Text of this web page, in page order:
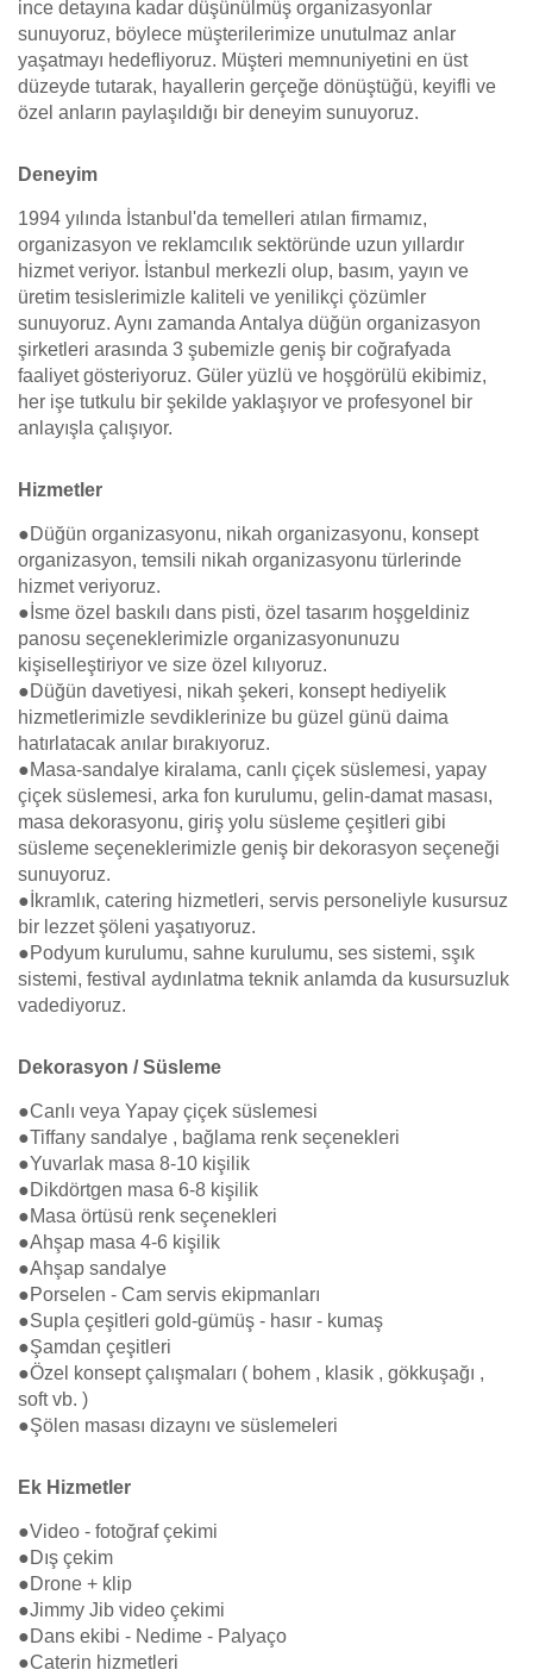
ince detayına kadar düşünülmüş organizasyonlar
sunuyoruz, böylece müşterilerimize unutulmaz anlar
yaşatmayı hedefliyoruz. Müşteri memnuniyetini en üst
düzeyde tutarak, hayallerin gerçeğe dönüştüğü, keyifli ve
özel anların paylaşıldığı bir deneyim sunuyoruz.
Deneyim
1994 yılında İstanbul'da temelleri atılan firmamız,
organizasyon ve reklamcılık sektöründe uzun yıllardır
hizmet veriyor. İstanbul merkezli olup, basım, yayın ve
üretim tesislerimizle kaliteli ve yenilikçi çözümler
sunuyoruz. Aynı zamanda Antalya düğün organizasyon
şirketleri arasında 3 şubemizle geniş bir coğrafyada
faaliyet gösteriyoruz. Güler yüzlü ve hoşgörülü ekibimiz,
her işe tutkulu bir şekilde yaklaşıyor ve profesyonel bir
anlayışla çalışıyor.
Hizmetler
●Düğün organizasyonu, nikah organizasyonu, konsept
organizasyon, temsili nikah organizasyonu türlerinde
hizmet veriyoruz.
●İsme özel baskılı dans pisti, özel tasarım hoşgeldiniz
panosu seçeneklerimizle organizasyonunuzu
kişiselleştiriyor ve size özel kılıyoruz.
●Düğün davetiyesi, nikah şekeri, konsept hediyelik
hizmetlerimizle sevdiklerinize bu güzel günü daima
hatırlatacak anılar bırakıyoruz.
●Masa-sandalye kiralama, canlı çiçek süslemesi, yapay
çiçek süslemesi, arka fon kurulumu, gelin-damat masası,
masa dekorasyonu, giriş yolu süsleme çeşitleri gibi
süsleme seçeneklerimizle geniş bir dekorasyon seçeneği
sunuyoruz.
●İkramlık, catering hizmetleri, servis personeliyle kusursuz
bir lezzet şöleni yaşatıyoruz.
●Podyum kurulumu, sahne kurulumu, ses sistemi, sşık
sistemi, festival aydınlatma teknik anlamda da kusursuzluk
vadediyoruz.
Dekorasyon / Süsleme
●Canlı veya Yapay çiçek süslemesi
●Tiffany sandalye , bağlama renk seçenekleri
●Yuvarlak masa 8-10 kişilik
●Dikdörtgen masa 6-8 kişilik
●Masa örtüsü renk seçenekleri
●Ahşap masa 4-6 kişilik
●Ahşap sandalye
●Porselen - Cam servis ekipmanları
●Supla çeşitleri gold-gümüş - hasır - kumaş
●Şamdan çeşitleri
●Özel konsept çalışmaları ( bohem , klasik , gökkuşağı ,
soft vb. )
●Şölen masası dizaynı ve süslemeleri
Ek Hizmetler
●Video - fotoğraf çekimi
●Dış çekim
●Drone + klip
●Jimmy Jib video çekimi
●Dans ekibi - Nedime - Palyaço
●Caterin hizmetleri